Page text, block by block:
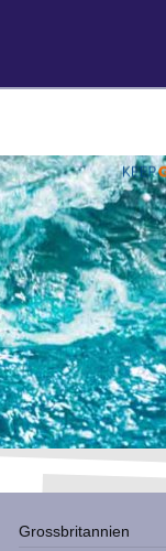
Grossbritannien